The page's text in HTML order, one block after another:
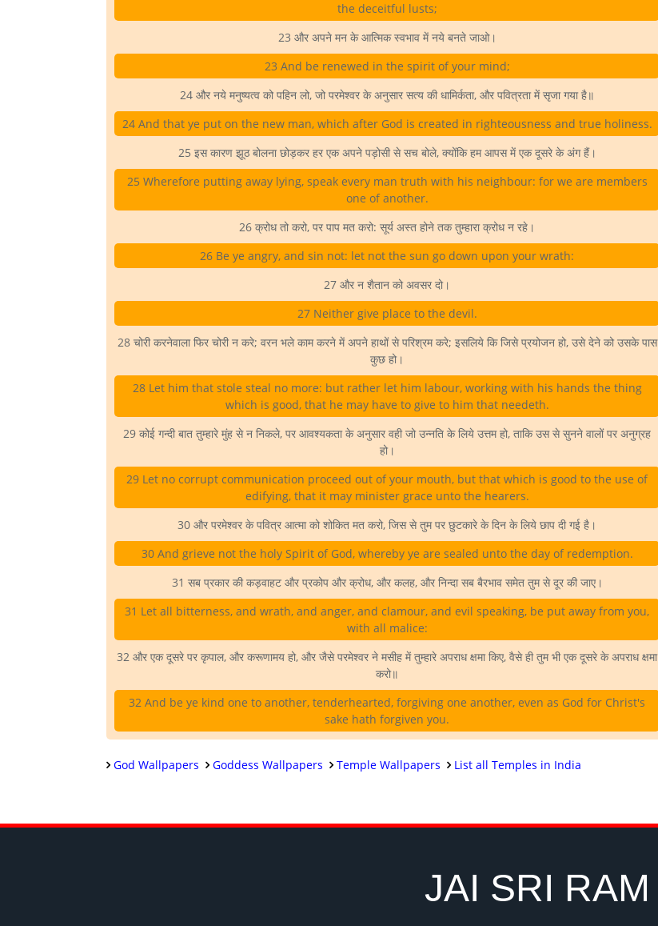
the deceitful lusts;
23 और अपने मन के आत्मिक स्वभाव में नये बनते जाओ।
23 And be renewed in the spirit of your mind;
24 और नये मनुष्यत्व को पहिन लो, जो परमेश्वर के अनुसार सत्य की धामिर्कता, और पवित्रता में सृजा गया है॥
24 And that ye put on the new man, which after God is created in righteousness and true holiness.
25 इस कारण झूठ बोलना छोड़कर हर एक अपने पड़ोसी से सच बोले, क्योंकि हम आपस में एक दूसरे के अंग हैं।
25 Wherefore putting away lying, speak every man truth with his neighbour: for we are members
one of another.
26 क्रोध तो करो, पर पाप मत करो: सूर्य अस्त होने तक तुम्हारा क्रोध न रहे।
26 Be ye angry, and sin not: let not the sun go down upon your wrath:
27 और न शैतान को अवसर दो।
27 Neither give place to the devil.
28 चोरी करनेवाला फिर चोरी न करे; वरन भले काम करने में अपने हाथों से परिश्रम करे; इसलिये कि जिसे प्रयोजन हो, उसे देने को उसके पास
कुछ हो।
28 Let him that stole steal no more: but rather let him labour, working with his hands the thing
which is good, that he may have to give to him that needeth.
29 कोई गन्दी बात तुम्हारे मुंह से न निकले, पर आवश्यकता के अनुसार वही जो उन्नति के लिये उत्तम हो, ताकि उस से सुनने वालों पर अनुग्रह
हो।
29 Let no corrupt communication proceed out of your mouth, but that which is good to the use of
edifying, that it may minister grace unto the hearers.
30 और परमेश्वर के पवित्र आत्मा को शोकित मत करो, जिस से तुम पर छुटकारे के दिन के लिये छाप दी गई है।
30 And grieve not the holy Spirit of God, whereby ye are sealed unto the day of redemption.
31 सब प्रकार की कड़वाहट और प्रकोप और क्रोध, और कलह, और निन्दा सब बैरभाव समेत तुम से दूर की जाए।
31 Let all bitterness, and wrath, and anger, and clamour, and evil speaking, be put away from you,
with all malice:
32 और एक दूसरे पर कृपाल, और करूणामय हो, और जैसे परमेश्वर ने मसीह में तुम्हारे अपराध क्षमा किए, वैसे ही तुम भी एक दूसरे के अपराध क्षमा
करो॥
32 And be ye kind one to another, tenderhearted, forgiving one another, even as God for Christ's
sake hath forgiven you.
God Wallpapers Goddess Wallpapers Temple Wallpapers List all Temples in India
JAI SRI RAM